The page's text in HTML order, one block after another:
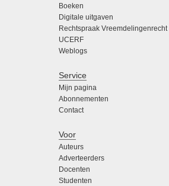
Boeken
Digitale uitgaven
Rechtspraak Vreemdelingenrecht
UCERF
Weblogs
Service
Mijn pagina
Abonnementen
Contact
Voor
Auteurs
Adverteerders
Docenten
Studenten